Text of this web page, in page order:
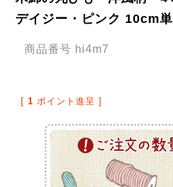
デイジー・ピンク 10cm
商品番号 hi4m7
[ 1 ポイント進呈 ]